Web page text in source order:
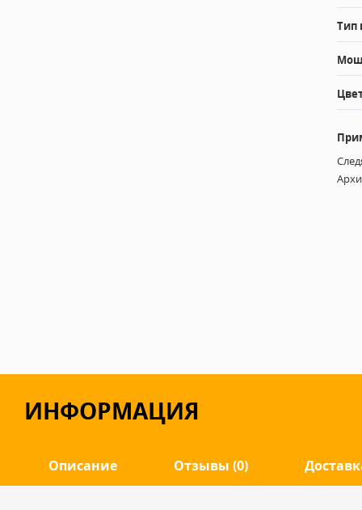
Тип
ИНФОРМАЦИЯ
Описание Отзывы (0)